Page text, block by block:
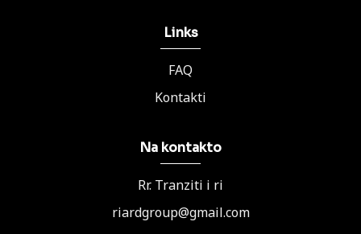
Links
FAQ
Kontakti
Na kontakto
Rr. Tranziti i ri
riardgroup@gmail.com